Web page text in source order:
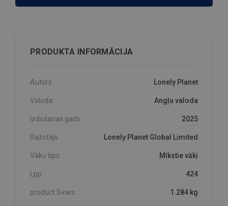
PRODUKTA INFORMĀCIJA
Autors: Lonely Planet
Valoda: Angļu valoda
Izdošanas gads: 2025
Ražotājs: Lonely Planet Global Limited
Vāku tips: Mīkstie vāki
Lpp.: 424
product.Svars: 1.284 kg